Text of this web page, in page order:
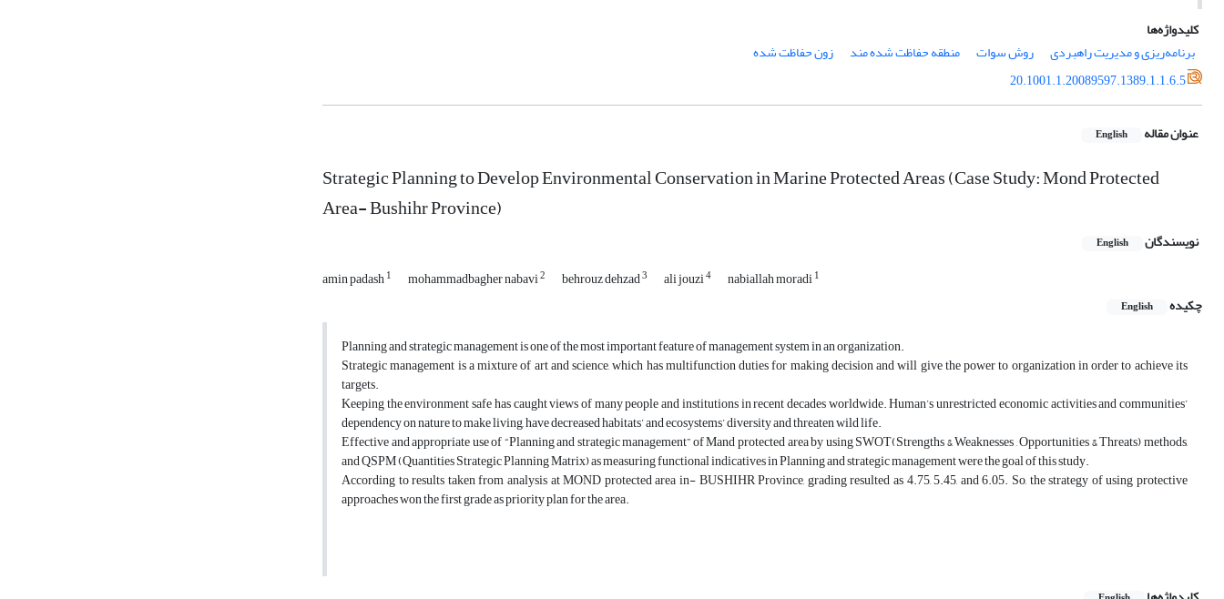
کلیدواژه‌ها
برنامه‌ریزی و مدیریت راهبردی
روش سوات منطقه حفاظت شده مند
زون حفاظت شده
20.1001.1.20089597.1389.1.1.6.5
عنوان مقاله English
Strategic Planning to Develop Environmental Conservation in Marine Protected Areas (Case Study: Mond Protected
Area- Bushihr Province)
نویسندگان English
amin padash1 mohammadbagher nabavi2 behrouz dehzad3 ali jouzi4 nabiallah moradi1
چکیده English
Planning and strategic management is one of the most important feature of management system in an organization.
Strategic management is a mixture of art and science, which has multifunction duties for making decision and will give the power to organization in order to achieve its
targets.
Keeping the environment safe has caught views of many people and institutions in recent decades worldwide. Human’s unrestricted economic activities and communities’
dependency on nature to make living, have decreased habitats’ and ecosystems’ diversity and threaten wild life.
Effective and appropriate use of “Planning and strategic management” of Mand protected area by using SWOT(Strengths & Weaknesses , Opportunities & Threats) methods,
and QSPM (Quantities Strategic Planning Matrix) as measuring functional indicatives in Planning and strategic management were the goal of this study.
According to results taken from analysis at MOND protected area in- BUSHIHR Province, grading resulted as 4.75, 5.45, and 6.05. So, the strategy of using protective
approaches won the first grade as priority plan for the area.